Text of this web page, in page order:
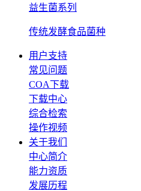
益生菌系列
传统发酵食品菌种
用户支持
常见问题
COA下载
下载中心
综合检索
操作视频
关于我们
中心简介
能力资质
发展历程